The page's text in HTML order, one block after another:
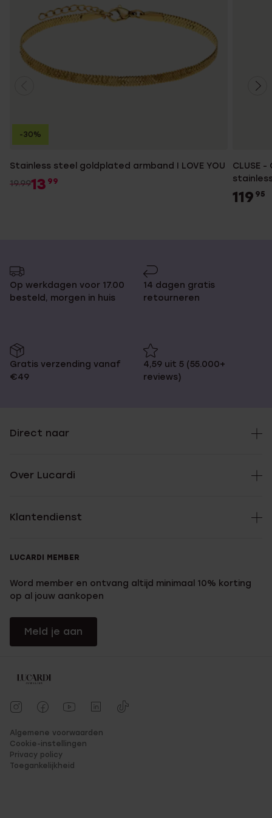
Stainless steel goldplated armband I LOVE YOU
19.9913 99
-30%
CLUSE
119 95
Op werkdagen voor 17.00
besteld, morgen in huis
14 dagen gratis
retourneren
Gratis verzending vanaf
€49
4,59 uit 5 (55.000+
reviews)
Direct naar
Over Lucardi
Klantendienst
LUCARDI MEMBER
Word member en ontvang altijd minimaal 10% korting
op al jouw aankopen
Meld je aan
Algemene voorwaarden
Cookie-instellingen
Privacy policy
Toegankelijkheid